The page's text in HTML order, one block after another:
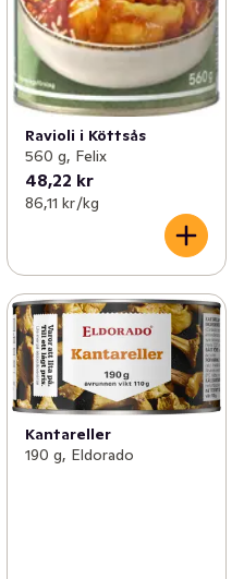
Ravioli i Köttsås
560 g, Felix
48,22 kr
86,11 kr /kg
Kantareller
190 g, Eldorado